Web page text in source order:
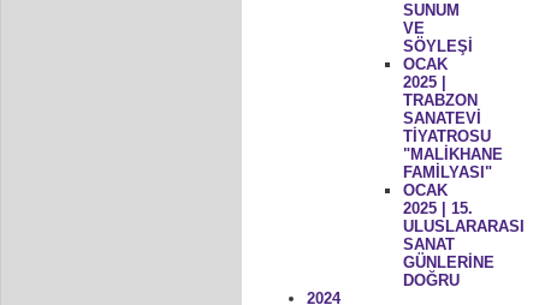
SUNUM
VE
SÖYLEŞİ
OCAK
2025 |
TRABZON
SANATEVİ
TİYATROSU
"MALİKHANE
FAMİLYASI"
OCAK
2025 | 15.
ULUSLARARASI
SANAT
GÜNLERİNE
DOĞRU
2024